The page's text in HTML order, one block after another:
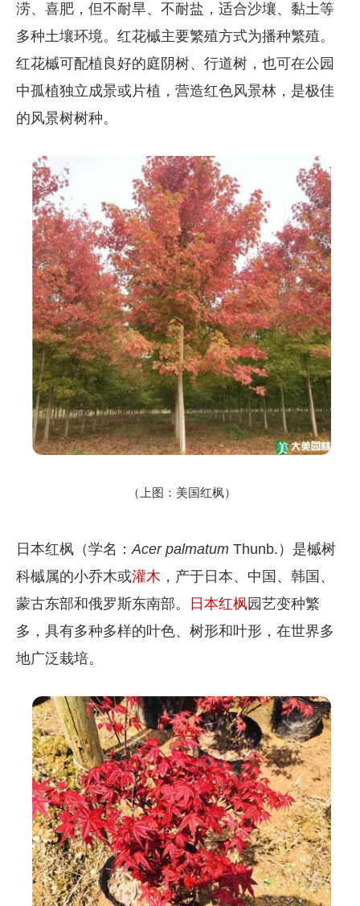
涝、喜肥，但不耐旱、不耐盐，适合沙壤、黏土等
多种土壤环境。红花槭主要繁殖方式为播种繁殖。
红花槭可配植良好的庭阴树、行道树，也可在公园
中孤植独立成景或片植，营造红色风景林，是极佳
的风景树树种。
（上图：美国红枫）
日本红枫（学名： Acer palmatumThunb.）是槭树
科槭属的小乔木或灌木 ，产于日本、中国、韩国、
蒙古东部和俄罗斯东南部。
日本红枫园艺变种繁
多，具有多种多样的叶色、树形和叶形，在世界多
地广泛栽培。